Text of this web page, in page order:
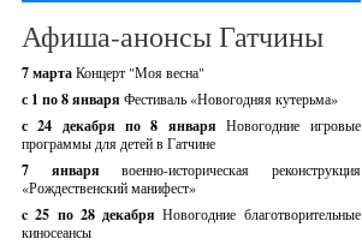
Афиша-анонсы Гатчины
7 мартаКонцерт "Моя весна"
с 1 по 8 января Фестиваль «Новогодняя кутерьма»
с 24 декабря по 8 январяНовогодние игровые
программы для детей в Гатчине
7 январявоенно-историческая реконструкция
«Рождественский манифест»
c 25 по 28 декабряНовогодние благотворительные
киносеансы